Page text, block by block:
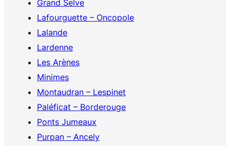
Grand Selve
Lafourguette – Oncopole
Lalande
Lardenne
Les Arènes
Minimes
Montaudran – Lespinet
Paléficat – Borderouge
Ponts Jumeaux
Purpan – Ancely